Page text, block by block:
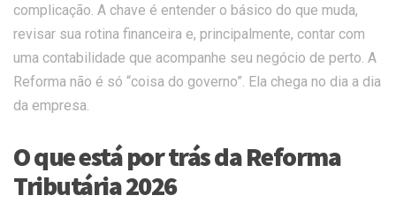
complicação. A chave é entender o básico do que muda,
revisar sua rotina financeira e, principalmente, contar com
uma contabilidade que acompanhe seu negócio de perto. A
Reforma não é só “coisa do governo”. Ela chega no dia a dia
da empresa.
O que está por trás da Reforma
Tributária 2026